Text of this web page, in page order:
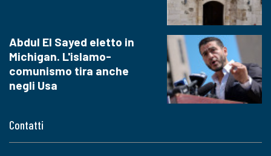
Contatti
Abdul El Sayed eletto in
Michigan. L'islamo-
comunismo tira anche
negli Usa